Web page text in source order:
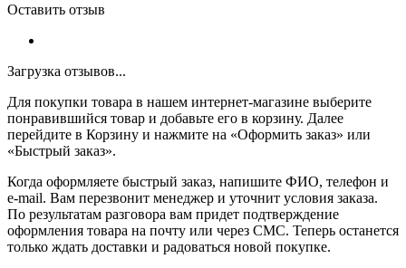
Оставить отзыв
Загрузка отзывов...
Для покупки товара в нашем интернет-магазине выберите
понравившийся товар и добавьте его в корзину. Далее
перейдите в Корзину и нажмите на «Оформить заказ» или
«Быстрый заказ».
Когда оформляете быстрый заказ, напишите ФИО, телефон и
e-mail. Вам перезвонит менеджер и уточнит условия заказа.
По результатам разговора вам придет подтверждение
оформления товара на почту или через СМС. Теперь останется
только ждать доставки и радоваться новой покупке.